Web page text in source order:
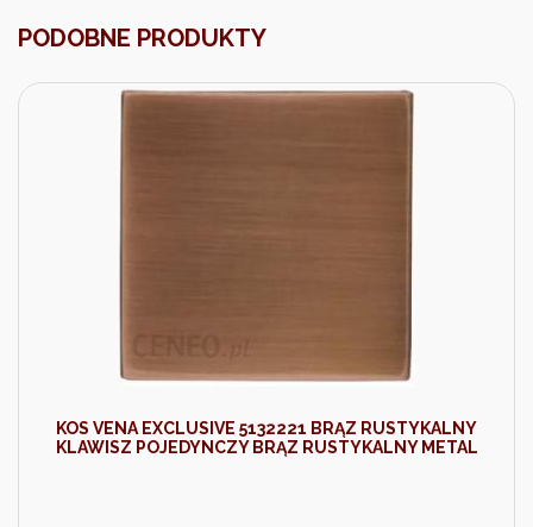
PODOBNE PRODUKTY
KOS VENA EXCLUSIVE 5132221 BRĄZ RUSTYKALNY
KLAWISZ POJEDYNCZY BRĄZ RUSTYKALNY METAL